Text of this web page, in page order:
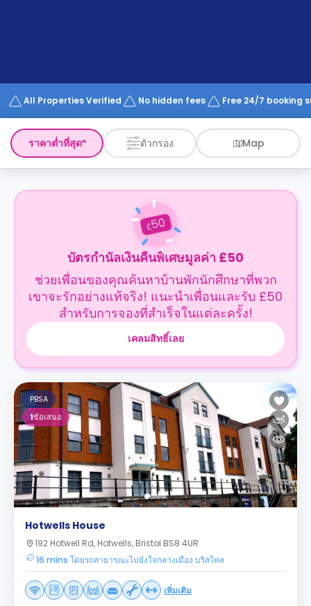
Works
All Properties Verified No hidden fees Free 24/7 booking
ราคาต่ำที่สุด ตัวกรอง Map
£50
บัตรกำนัลเงินคืนพิเศษมูลค่า £50
ช่วยเพื่อนของคุณค้นหาบ้านพักนักศึกษาที่พวก
เขาจะรักอย่างแท้จริง! แนะนำเพื่อนและรับ £50
สำหรับการจองที่สำเร็จในแต่ละครั้ง!
เคลมสิทธิ์เลย
PBSA
1ข้อเสนอ
Hotwells House
192 Hotwell Rd, Hotwells, Bristol BS8 4UR
16 mins โดยรถสาธารณะไปยังใจกลางเมือง บริสโทล
เพิ่มเติม